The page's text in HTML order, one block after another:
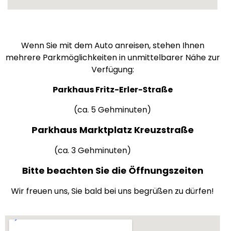
Wenn Sie mit dem Auto anreisen, stehen Ihnen
mehrere Parkmöglichkeiten in unmittelbarer Nähe zur
Verfügung:
Parkhaus Fritz-Erler-Straße
(ca. 5 Gehminuten)
Parkhaus Marktplatz Kreuzstraße
(ca. 3 Gehminuten)
Bitte beachten Sie die Öffnungszeiten
Wir freuen uns, Sie bald bei uns begrüßen zu dürfen!